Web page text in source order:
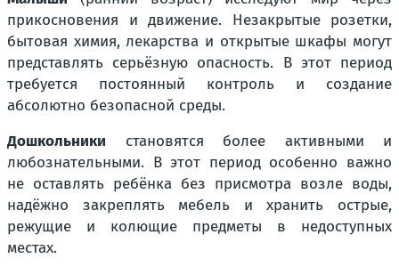
прикосновения и движение. Незакрытые розетки,
бытовая химия, лекарства и открытые шкафы могут
представлять серьёзную опасность. В этот период
требуется постоянный контроль и создание
абсолютно безопасной среды.
Дошкольники становятся более активными и
любознательными. В этот период особенно важно
не оставлять ребёнка без присмотра возле воды,
надёжно закреплять мебель и хранить острые,
режущие и колющие предметы в недоступных
местах.